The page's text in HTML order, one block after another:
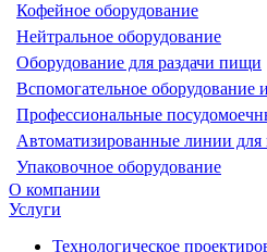
Кофейное оборудование
Нейтральное оборудование
Оборудование для раздачи пищи
Вспомогательное оборудование
Профессиональные
Автоматизированные линии для
Упаковочное оборудование
О компании
Услуги
Технологическое